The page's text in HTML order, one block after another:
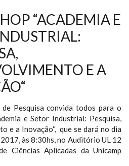
“ACADEMIA E
E A
Pesquisa convida todos para o
e Setor Industrial: Pesquisa,
e a Inovação“, que se dará no dia
às 8:30hs, no Auditório UL 12
Ciências Aplicadas da Unicamp